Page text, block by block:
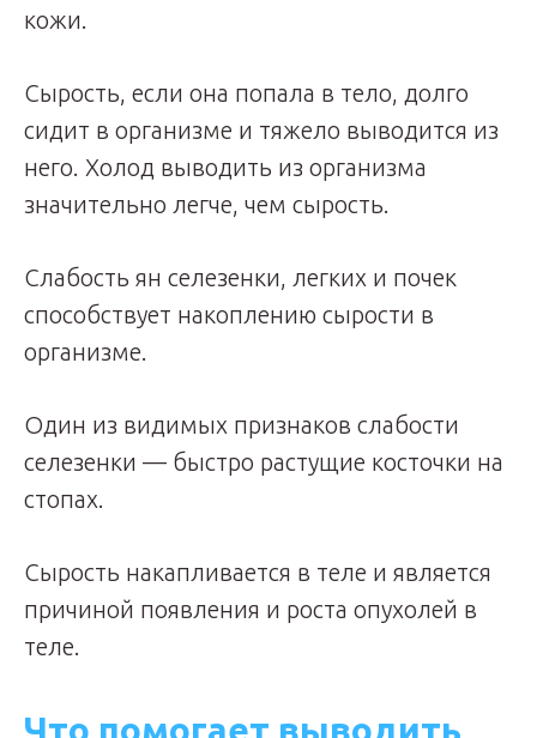
кожи.
Сырость, если она попала в тело, долго
сидит в организме и тяжело выводится из
него. Холод выводить из организма
значительно легче, чем сырость.
Слабость ян селезенки, легких и почек
способствует накоплению сырости в
организме.
Один из видимых признаков слабости
селезенки — быстро растущие косточки на
стопах.
Сырость накапливается в теле и является
причиной появления и роста опухолей в
теле.
Что помогает выводить